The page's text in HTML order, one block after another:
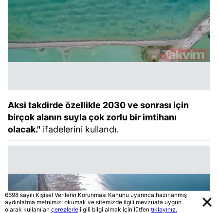
Aksi takdirde özellikle 2030 ve sonrası için
birçok alanın suyla çok zorlu bir imtihanı
olacak." ifadelerini kullandı.
6698 sayılı Kişisel Verilerin Korunması Kanunu uyarınca hazırlanmış
aydınlatma metnimizi okumak ve sitemizde ilgili mevzuata uygun
olarak kullanılan çerezlerle ilgili bilgi almak için lütfen tıklayınız.